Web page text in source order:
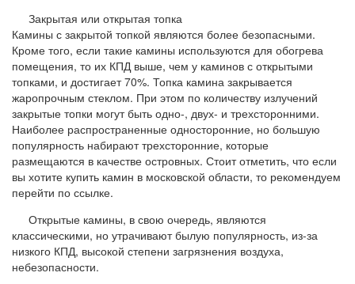
Закрытая или открытая топка
Камины с закрытой топкой являются более безопасными.
Кроме того, если такие камины используются для обогрева
помещения, то их КПД выше, чем у каминов с открытыми
топками, и достигает 70%. Топка камина закрывается
жаропрочным стеклом. При этом по количеству излучений
закрытые топки могут быть одно-, двух- и трехсторонними.
Наиболее распространенные односторонние, но большую
популярность набирают трехсторонние, которые
размещаются в качестве островных. Стоит отметить, что если
вы хотите купить камин в московской области, то рекомендуем
перейти по ссылке.
Открытые камины, в свою очередь, являются
классическими, но утрачивают былую популярность, из-за
низкого КПД, высокой степени загрязнения воздуха,
небезопасности.